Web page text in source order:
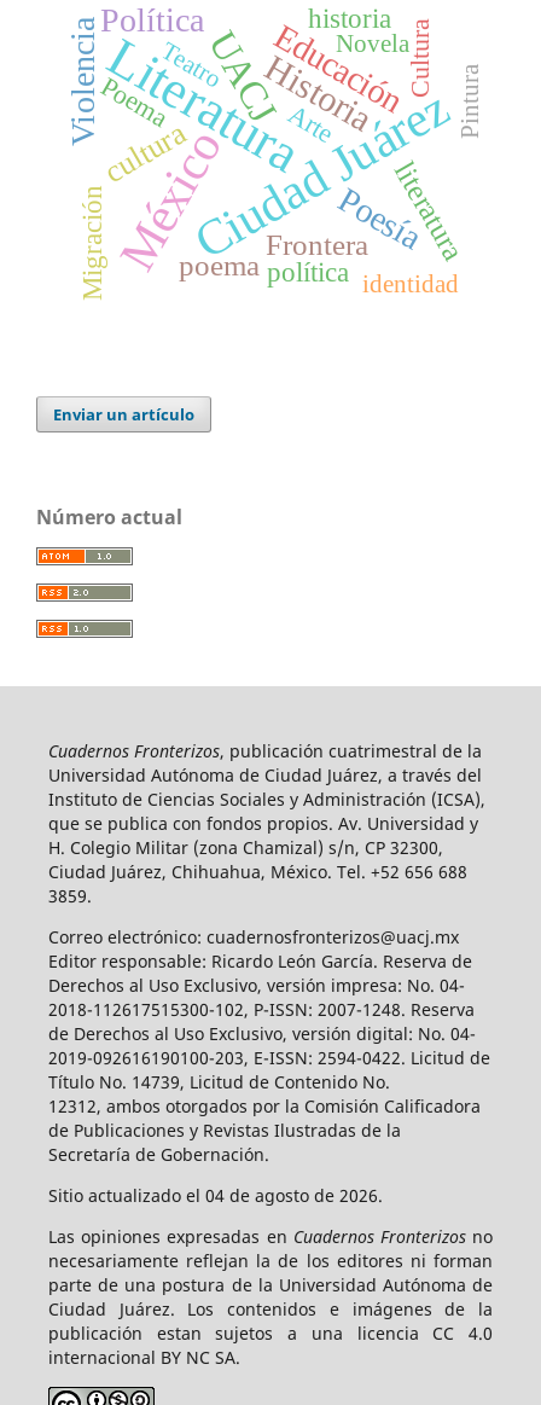
Literatura
Ciudad Juárez
México
UACJHistoria
Poesía
Violencia Educación
Política
cultura
poema
Frontera literatura
política
historia
Migración
Cultura
Poema Arte
Teatro
identidad
Pintura
Novela
Enviar un artículo
Número actual
Cuadernos Fronterizos, publicación cuatrimestral de la
Universidad Autónoma de Ciudad Juárez, a través del
Instituto de Ciencias Sociales y Administración (ICSA),
que se publica con fondos propios. Av. Universidad y
H. Colegio Militar (zona Chamizal) s/n, CP 32300,
Ciudad Juárez, Chihuahua, México. Tel. +52 656 688
3859.
Correo electrónico: cuadernosfronterizos@uacj.mx
Editor responsable: Ricardo León García. Reserva de
Derechos al Uso Exclusivo, versión impresa: No. 04-
2018-112617515300-102, P-ISSN: 2007-1248. Reserva
de Derechos al Uso Exclusivo, versión digital: No. 04-
2019-092616190100-203, E-ISSN: 2594-0422. Licitud de
Título No. 14739, Licitud de Contenido No.
12312, ambos otorgados por la Comisión Calificadora
de Publicaciones y Revistas Ilustradas de la
Secretaría de Gobernación.
Sitio actualizado el 04 de agosto de 2026.
Las opiniones expresadas en Cuadernos Fronterizosno
necesariamente reflejan la de los editores ni forman
parte de una postura de la Universidad Autónoma de
Ciudad Juárez. Los contenidos e imágenes de la
publicación estan sujetos a una licencia CC 4.0
internacional BY NC SA.